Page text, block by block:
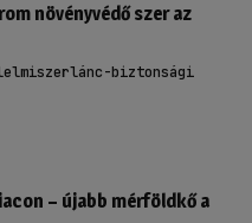
növényvédő szer az
biztonsági
– újabb mérföldkő a